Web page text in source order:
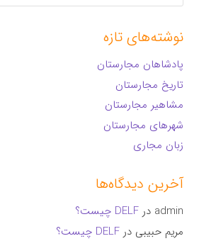
نوشته‌های تازه
پادشاهان مجارستان
تاریخ مجارستان
مشاهیر مجارستان
شهرهای مجارستان
زبان مجاری
آخرین دیدگاه‌ها
admin درDELF چیست؟
مریم حبیبی درDELF چیست؟